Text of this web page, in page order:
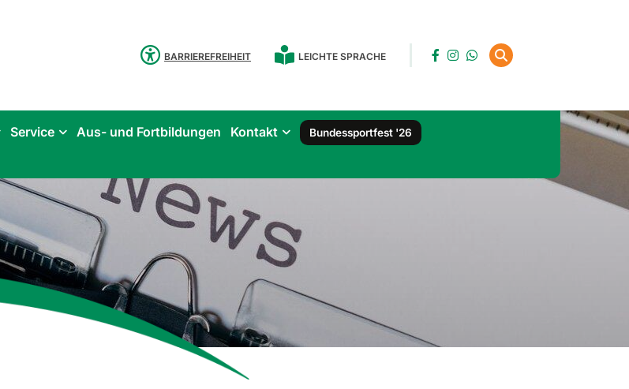
BARRIEREFREIHEIT LEICHTE SPRACHE
Service Aus- und Fortbildungen Kontakt Bundessportfest '26